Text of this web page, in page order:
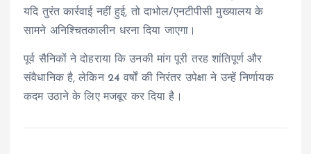
यदि तुरंत कार्रवाई नहीं हुई, तो दाभोल/एनटीपीसी मुख्यालय के
सामने अनिश्चितकालीन धरना दिया जाएगा।
पूर्व सैनिकों ने दोहराया कि उनकी मांग पूरी तरह शांतिपूर्ण और
संवैधानिक है, लेकिन 24 वर्षों की निरंतर उपेक्षा ने उन्हें निर्णायक
कदम उठाने के लिए मजबूर कर दिया है।